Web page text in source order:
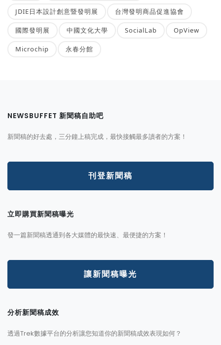
JDIE日本設計創意暨發明展 台灣發明商品促進協會
國際發明展 中國文化大學 SocialLab OpView
Microchip 永春分館
NEWSBUFFET 新聞稿自助吧
新聞稿的好去處，三分鐘上稿完成，最快接觸最多讀者的方案！
刊登新聞稿
立即購買新聞稿曝光
發一篇新聞稿透通到各大媒體的最快速、最便捷的方案！
讓新聞稿曝光
分析新聞稿成效
透過Trek數據平台的分析讓您知道你的新聞稿成效表現如何？